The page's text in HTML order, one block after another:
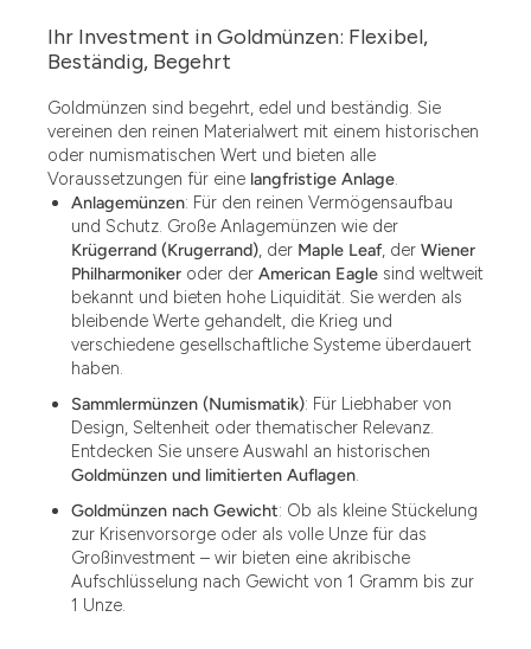
Ihr Investment in Goldmünzen: Flexibel,
Beständig, Begehrt
Goldmünzen sind begehrt, edel und beständig. Sie
vereinen den reinen Materialwert mit einem historischen
oder numismatischen Wert und bieten alle
Voraussetzungen für eine langfristige Anlage.
Anlagemünzen: Für den reinen Vermögensaufbau
und Schutz. Große Anlagemünzen wie der
Krügerrand (Krugerrand), der Maple Leaf, der Wiener
Philharmoniker oder der American Eagle sind weltweit
bekannt und bieten hohe Liquidität. Sie werden als
bleibende Werte gehandelt, die Krieg und
verschiedene gesellschaftliche Systeme überdauert
haben.
Sammlermünzen (Numismatik): Für Liebhaber von
Design, Seltenheit oder thematischer Relevanz.
Entdecken Sie unsere Auswahl an historischen
Goldmünzen und limitierten Auflagen.
Goldmünzen nach Gewicht: Ob als kleine Stückelung
zur Krisenvorsorge oder als volle Unze für das
Großinvestment – wir bieten eine akribische
Aufschlüsselung nach Gewicht von 1 Gramm bis zur
1 Unze.